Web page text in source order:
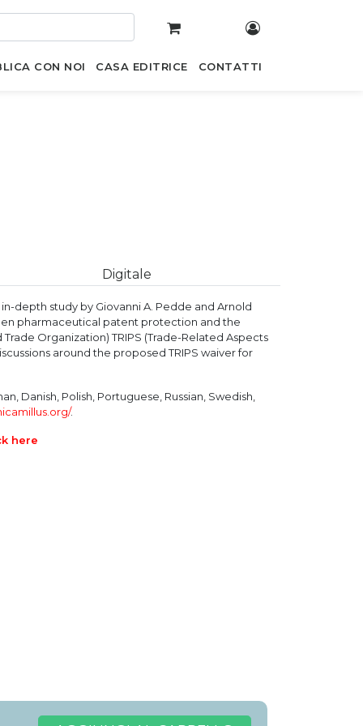
CON NOI CASA EDITRICE CONTATTI
Digitale
depth study by Giovanni A. Pedde and Arnold
pharmaceutical patent protection and the
Organization) TRIPS (Trade-Related Aspects
around the proposed TRIPS waiver for
Danish, Polish, Portuguese, Russian, Swedish,
.
here